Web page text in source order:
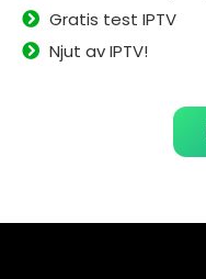
Gratis test IPTV
Njut av IPTV!